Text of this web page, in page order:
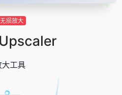
损放大
工具